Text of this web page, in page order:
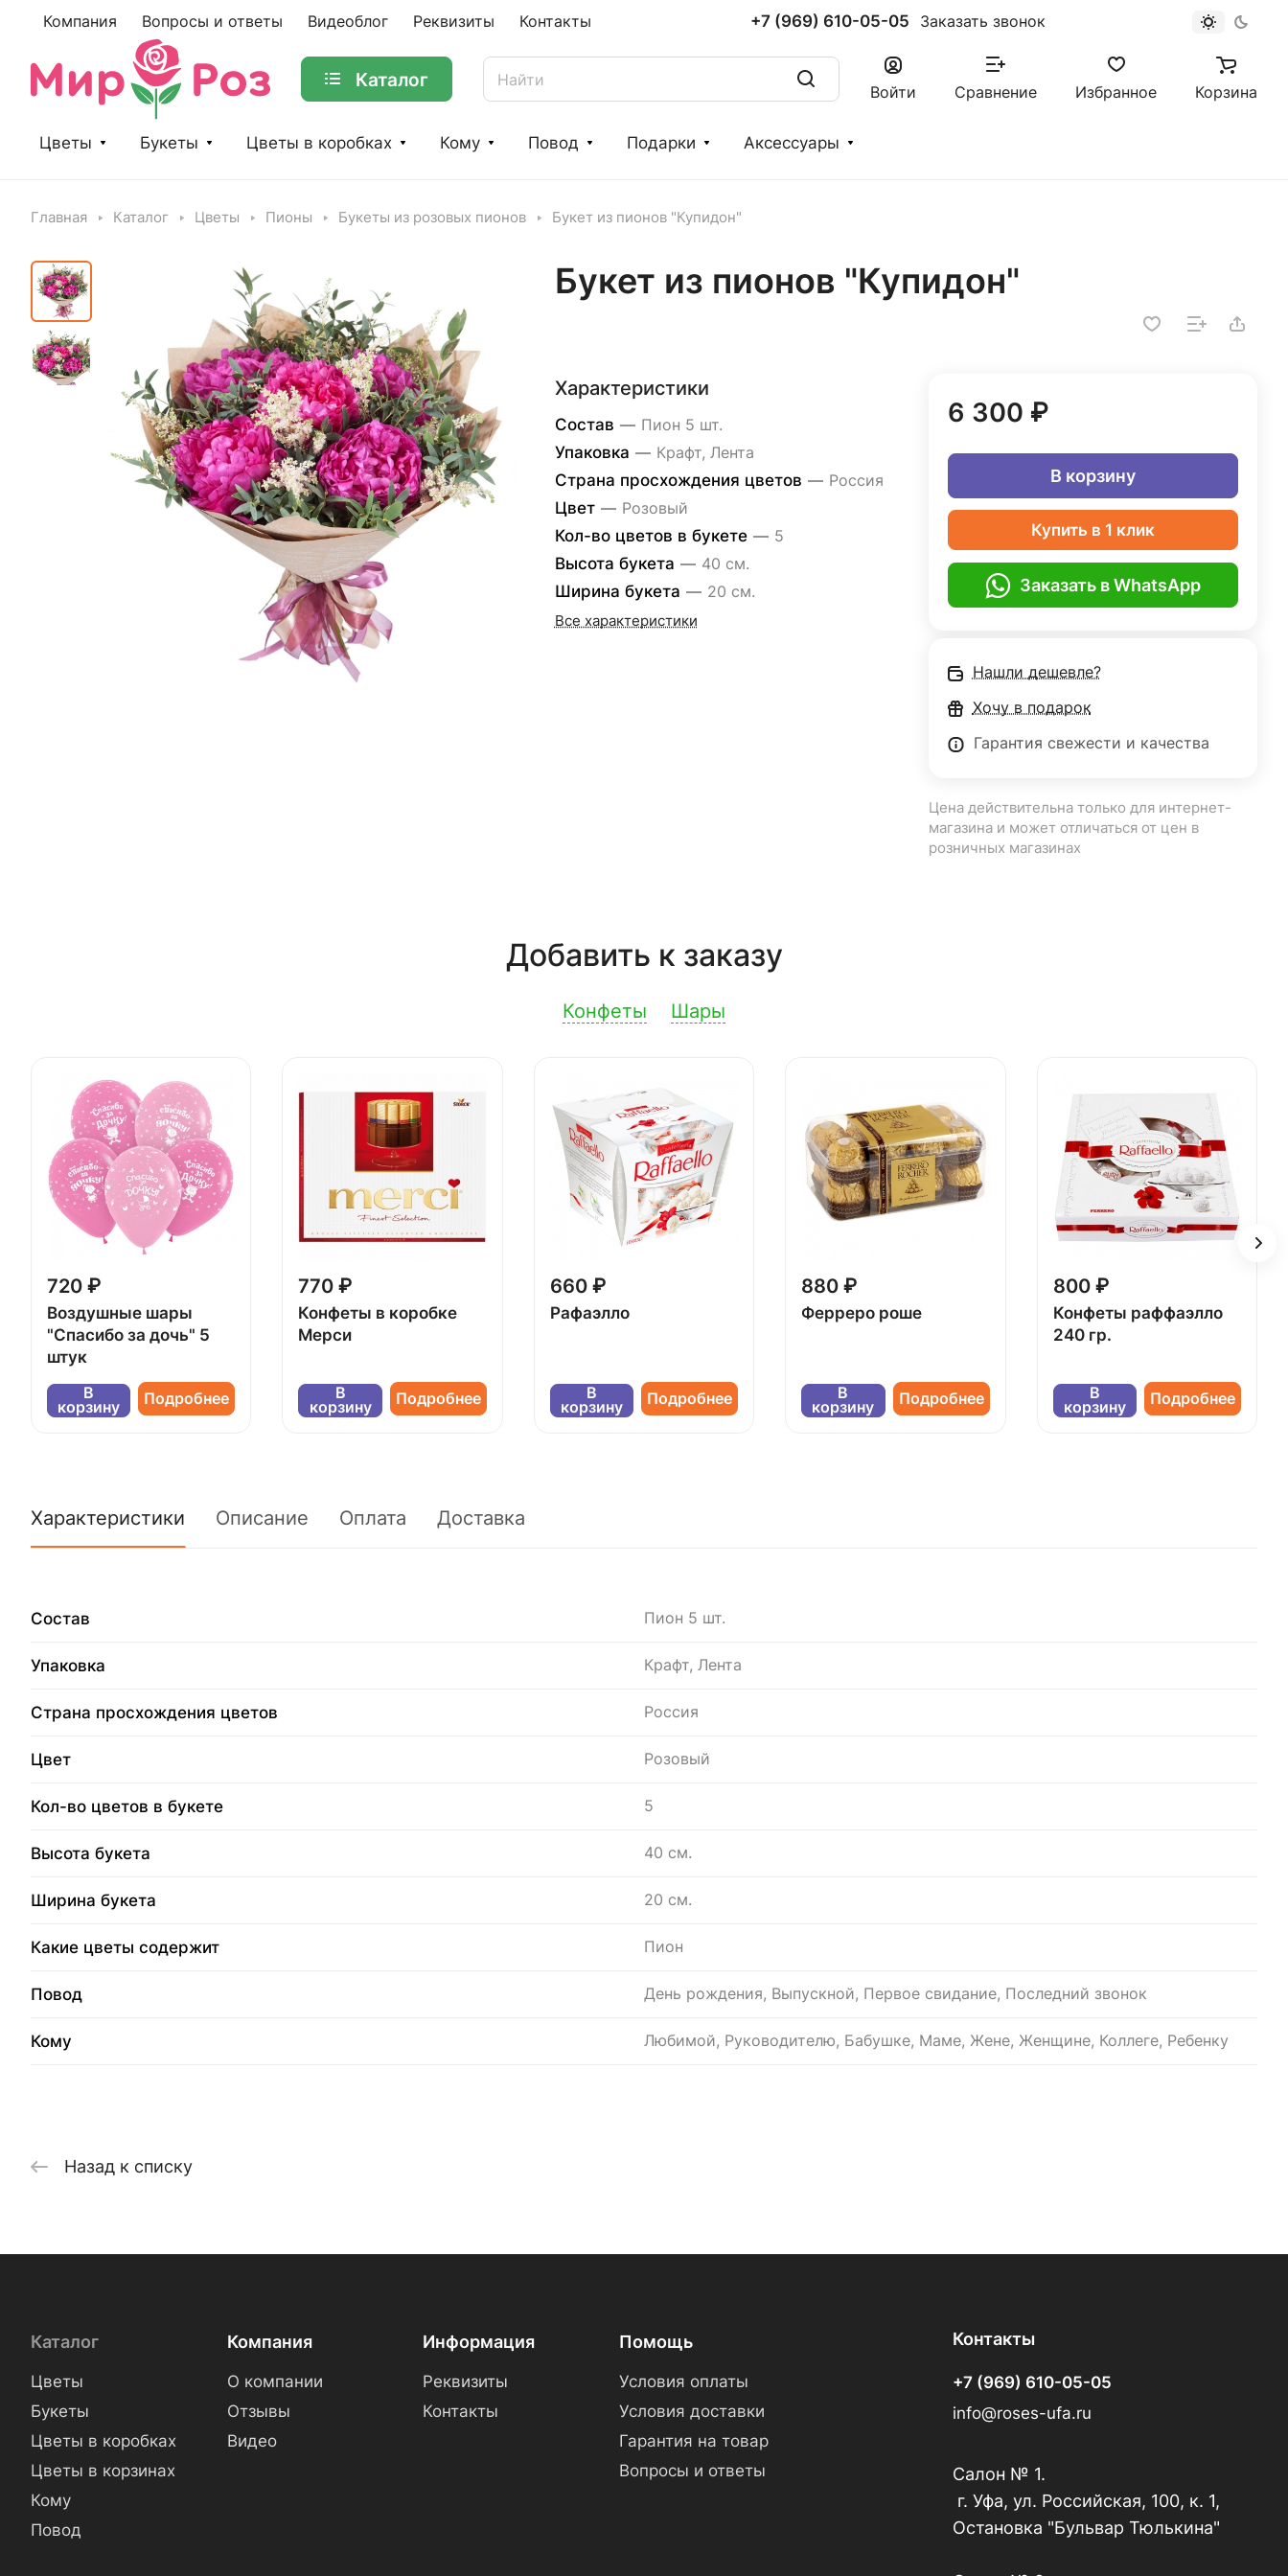
Компания Вопросы и ответы Видеоблог Реквизиты Контакты +7 (969) 610-05-05 Заказать звонок
Каталог
Войти Сравнение Избранное Корзина
Цветы Букеты Цветы в коробках Кому Повод Подарки Аксессуары
Главная Каталог Цветы Пионы Букеты из розовых пионов Букет из пионов "Купидон"
Букет из пионов "Купидон"
Характеристики
Состав — Пион 5 шт.
Упаковка — Крафт, Лента
Страна просхождения цветов — Россия
Цвет — Розовый
Кол-во цветов в букете — 5
Высота букета — 40 см.
Ширина букета — 20 см.
Все характеристики
6 300 ₽
В корзину
Купить в 1 клик
Заказать в WhatsApp
Нашли дешевле?
Хочу в подарок
Гарантия свежести и качества
Цена действительна только для интернет-
магазина и может отличаться от цен в
розничных магазинах
Добавить к заказу
Конфеты Шары
720 ₽
Воздушные шары
"Спасибо за дочь" 5
штук
В
корзину
Подробнее
770 ₽
Конфеты в коробке
Мерси
В
корзину
Подробнее
660 ₽
Рафаэлло
В
корзину
Подробнее
880 ₽
Ферреро роше
В
корзину
Подробнее
800 ₽
Конфеты раффаэлло
240 гр.
В
корзину
Подробнее
Характеристики Описание Оплата Доставка
Состав Пион 5 шт.
Упаковка Крафт, Лента
Страна просхождения цветов Россия
Цвет Розовый
Кол-во цветов в букете 5
Высота букета 40 см.
Ширина букета 20 см.
Какие цветы содержит Пион
Повод День рождения, Выпускной, Первое свидание, Последний звонок
Кому Любимой, Руководителю, Бабушке, Маме, Жене, Женщине, Коллеге, Ребенку
Назад к списку
Каталог
Цветы
Букеты
Цветы в коробках
Цветы в корзинах
Кому
Повод
Компания
О компании
Отзывы
Видео
Информация
Реквизиты
Контакты
Помощь
Условия оплаты
Условия доставки
Гарантия на товар
Вопросы и ответы
Контакты
+7 (969) 610-05-05
info@roses-ufa.ru
Салон № 1.
г. Уфа, ул. Российская, 100, к. 1,
Остановка "Бульвар Тюлькина"